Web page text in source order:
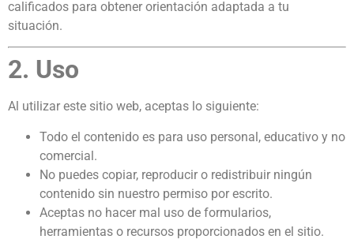
calificados para obtener orientación adaptada a tu
situación.
2. Uso
Al utilizar este sitio web, aceptas lo siguiente:
Todo el contenido es para uso personal, educativo y no
comercial.
No puedes copiar, reproducir o redistribuir ningún
contenido sin nuestro permiso por escrito.
Aceptas no hacer mal uso de formularios,
herramientas o recursos proporcionados en el sitio.